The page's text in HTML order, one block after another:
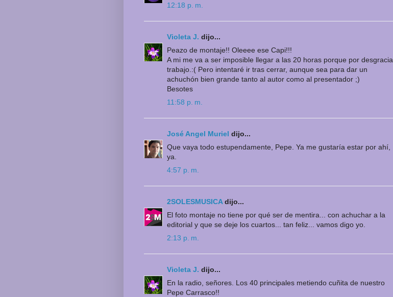
12:18 p. m.
Violeta J. dijo...
Peazo de montaje!! Oleeee ese Capi!!!
A mi me va a ser imposible llegar a las 20 horas porque por desgracia
trabajo.:( Pero intentaré ir tras cerrar, aunque sea para dar un
achuchón bien grande tanto al autor como al presentador ;)
Besotes
11:58 p. m.
José Angel Muriel dijo...
Que vaya todo estupendamente, Pepe. Ya me gustaría estar por ahí,
ya.
4:57 p. m.
2SOLESMUSICAdijo...
El foto montaje no tiene por qué ser de mentira... con achuchar a la
editorial y que se deje los cuartos... tan feliz... vamos digo yo.
2:13 p. m.
Violeta J. dijo...
En la radio, señores. Los 40 principales metiendo cuñita de nuestro
Pepe Carrasco!!